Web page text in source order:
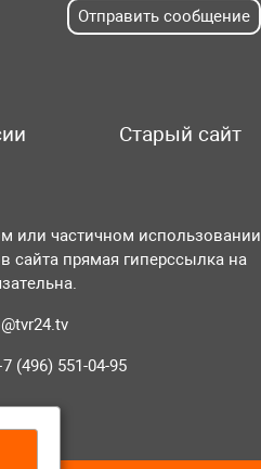
Отправить сообщение
Старый сайт
или частичном использовании
сайта прямая гиперссылка на
(496) 551-04-95